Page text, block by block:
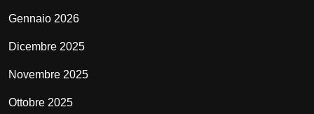
Gennaio 2026
Dicembre 2025
Novembre 2025
Ottobre 2025